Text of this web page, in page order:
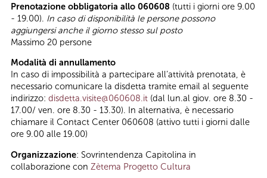
Prenotazione obbligatoria allo 060608 (tutti i giorni ore 9.00
- 19.00). In caso di disponibilità le persone possono
aggiungersi anche il giorno stesso sul posto
Massimo 20 persone
Modalità di annullamento
In caso di impossibilità a partecipare all’attività prenotata, è
necessario comunicare la disdetta tramite email al seguente
indirizzo: disdetta.visite@060608.it (dal lun.al giov. ore 8.30 -
17.00/ ven. ore 8.30 - 13.30). In alternativa, è necessario
chiamare il Contact Center 060608 (attivo tutti i giorni dalle
ore 9.00 alle 19.00)
Organizzazione: Sovrintendenza Capitolina in
collaborazione con Zètema Progetto Cultura